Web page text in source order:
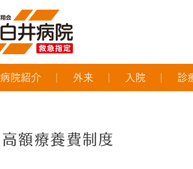
病院紹介 外来 入院 診
高額療養費制度